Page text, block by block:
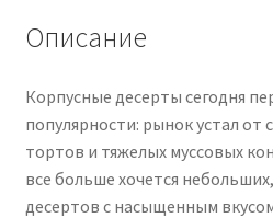
Хохлова)
Описание
Корпусные десерты сегодня
популярности: рынок устал от
тортов и тяжелых муссовых
все больше хочется
десертов с насыщенным